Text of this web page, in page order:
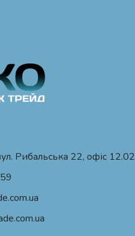
Рибальська 22, офіс 12.02